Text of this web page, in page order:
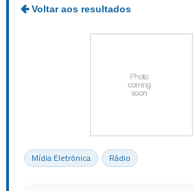
Mídia Eletrônica Rádio